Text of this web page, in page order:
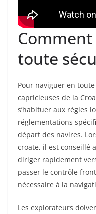
toute
Pour naviguer en
capricieuses de la
s’habituer aux règles
réglementations
départ des navires.
croate, il est conseillé
diriger rapidement
passer le contrôle
nécessaire à la
Les explorateurs